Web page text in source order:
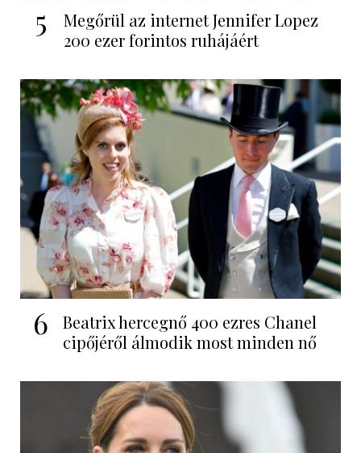
5
Megőrül az internet Jennifer Lopez
200 ezer forintos ruhájáért
6
Beatrix hercegnő 400 ezres Chanel
cipőjéről álmodik most minden nő